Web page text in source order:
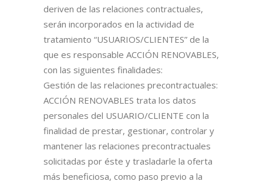
deriven de las relaciones contractuales,
serán incorporados en la actividad de
tratamiento “USUARIOS/CLIENTES” de la
que es responsable ACCIÓN RENOVABLES,
con las siguientes finalidades:
Gestión de las relaciones precontractuales:
ACCIÓN RENOVABLES trata los datos
personales del USUARIO/CLIENTE con la
finalidad de prestar, gestionar, controlar y
mantener las relaciones precontractuales
solicitadas por éste y trasladarle la oferta
más beneficiosa, como paso previo a la